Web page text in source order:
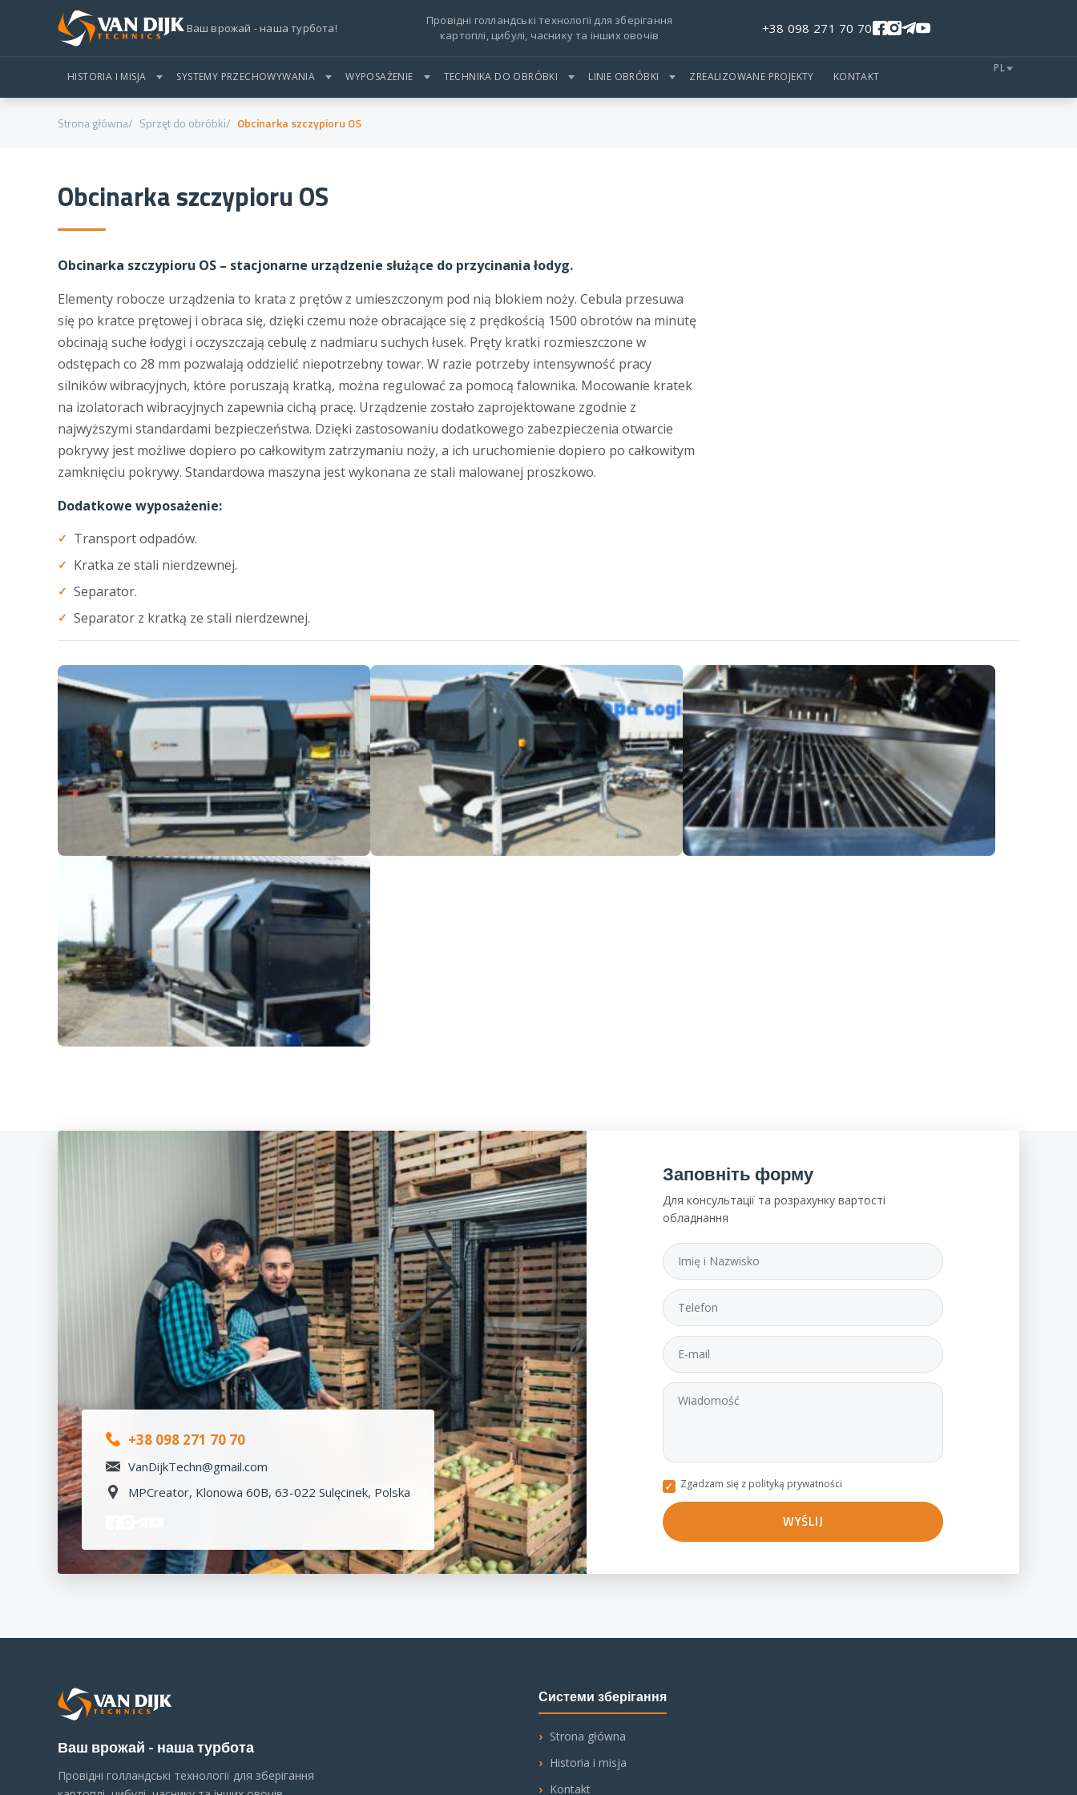
Ваш врожай - наша турбота!
Провідні голландські технології для зберігання
картоплі, цибулі, часнику та інших овочів
+38 098 271 70 70
HISTORIA I MISJA SYSTEMY PRZECHOWYWANIA WYPOSAŻENIE TECHNIKA DO OBRÓBKI LINIE OBRÓBKI ZREALIZOWANE PROJEKTY KONTAKT
PL
Strona główna Sprzęt do obróbki Obcinarka szczypioru OS
Obcinarka szczypioru OS
Obcinarka szczypioru OS – stacjonarne urządzenie służące do przycinania łodyg.
Elementy robocze urządzenia to krata z prętów z umieszczonym pod nią blokiem noży. Cebula przesuwa
się po kratce prętowej i obraca się, dzięki czemu noże obracające się z prędkością 1500 obrotów na minutę
obcinają suche łodygi i oczyszczają cebulę z nadmiaru suchych łusek. Pręty kratki rozmieszczone w
odstępach co 28 mm pozwalają oddzielić niepotrzebny towar. W razie potrzeby intensywność pracy
silników wibracyjnych, które poruszają kratką, można regulować za pomocą falownika. Mocowanie kratek
na izolatorach wibracyjnych zapewnia cichą pracę. Urządzenie zostało zaprojektowane zgodnie z
najwyższymi standardami bezpieczeństwa. Dzięki zastosowaniu dodatkowego zabezpieczenia otwarcie
pokrywy jest możliwe dopiero po całkowitym zatrzymaniu noży, a ich uruchomienie dopiero po całkowitym
zamknięciu pokrywy. Standardowa maszyna jest wykonana ze stali malowanej proszkowo.
Dodatkowe wyposażenie:
Transport odpadów.
Kratka ze stali nierdzewnej.
Separator.
Separator z kratką ze stali nierdzewnej.
+38 098 271 70 70
VanDijkTechn@gmail.com
MPCreator, Klonowa 60B, 63-022 Sulęcinek, Polska
Заповніть форму
Для консультації та розрахунку вартості
обладнання
Zgadzam się z polityką prywatności
Ваш врожай - наша турбота
Провідні голландські технології для зберігання
Системи зберігання
Strona główna
Historia i misja
Kontakt